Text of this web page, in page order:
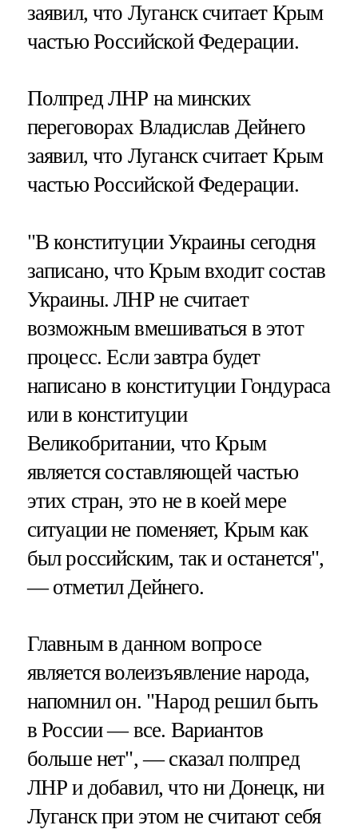
заявил, что Луганск считает Крым
частью Российской Федерации.
Полпред ЛНР на минских
переговорах Владислав Дейнего
заявил, что Луганск считает Крым
частью Российской Федерации.
"В конституции Украины сегодня
записано, что Крым входит состав
Украины. ЛНР не считает
возможным вмешиваться в этот
процесс. Если завтра будет
написано в конституции Гондураса
или в конституции
Великобритании, что Крым
является составляющей частью
этих стран, это не в коей мере
ситуации не поменяет, Крым как
был российским, так и останется",
— отметил Дейнего.
Главным в данном вопросе
является волеизъявление народа,
напомнил он. "Народ решил быть
в России — все. Вариантов
больше нет", — сказал полпред
ЛНР и добавил, что ни Донецк, ни
Луганск при этом не считают себя